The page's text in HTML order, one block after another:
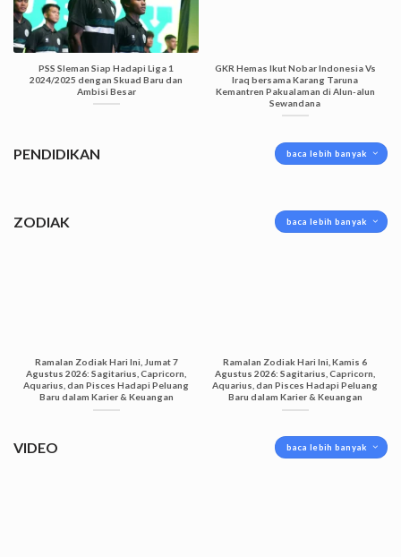
PSS Sleman Siap Hadapi Liga 1
2024/2025 dengan Skuad Baru dan
Ambisi Besar
GKR Hemas Ikut Nobar Indonesia Vs
Iraq bersama Karang Taruna
Kemantren Pakualaman di Alun-alun
Sewandana
PENDIDIKAN baca lebih banyak
ZODIAK baca lebih banyak
Ramalan Zodiak Hari Ini, Jumat 7
Agustus 2026: Sagitarius, Capricorn,
Aquarius, dan Pisces Hadapi Peluang
Baru dalam Karier & Keuangan
Ramalan Zodiak Hari Ini, Kamis 6
Agustus 2026: Sagitarius, Capricorn,
Aquarius, dan Pisces Hadapi Peluang
Baru dalam Karier & Keuangan
VIDEO baca lebih banyak